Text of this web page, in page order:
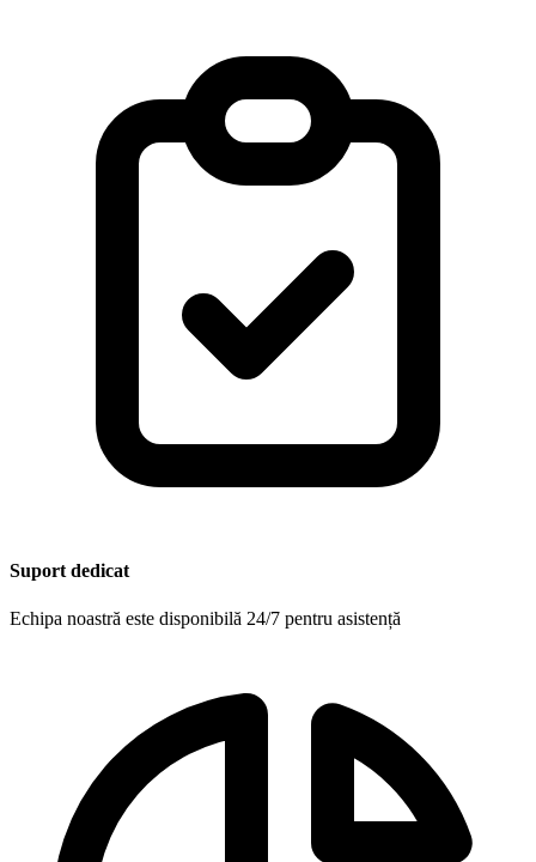
Suport dedicat
Echipa noastră este disponibilă 24/7 pentru asistență